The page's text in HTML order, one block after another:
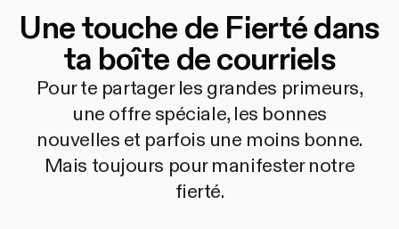
Une touche de Fierté dans
ta boîte de courriels
Pour te partager les grandes primeurs,
une offre spéciale, les bonnes
nouvelles et parfois une moins bonne.
Mais toujours pour manifester notre
fierté.